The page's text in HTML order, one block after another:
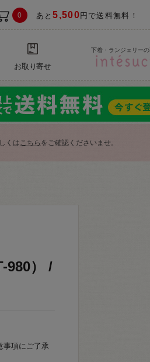
0 あと5,500 円で送料無料！
お取り寄せ
下着・ランジェリー
くはこちら をご確認くださいませ。
980） /
項にご了承